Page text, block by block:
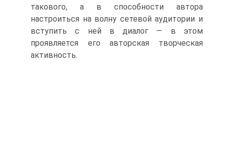
такового, а в способности автора
настроиться на волну сетевой аудитории и
вступить с ней в диалог — в этом
проявляется его авторская творческая
активность.